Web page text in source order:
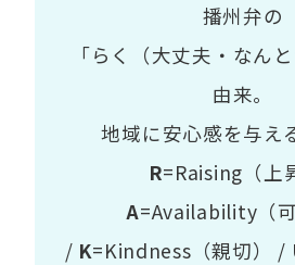
播州弁の
「らく（大丈夫・なん
由来。
地域に安心感を与え
R=Raising（上
A=Availability（可
/ K=Kindness（親切） /